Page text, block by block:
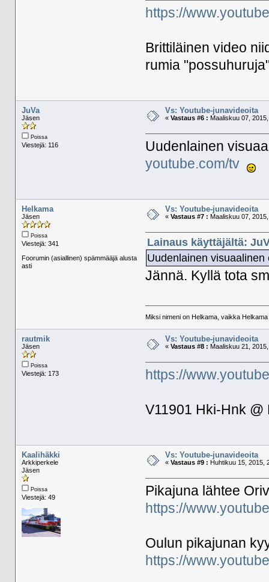
https://
Brittiläinen video
rumia
JuVa
Jäsen
Poissa
Viestejä: 116
Vs: Youtube-junavideoita
« Vastaus #6 : Maaliskuu 07,
Uudenlainen
youtube.com/tv
Helkama
Jäsen
Poissa
Viestejä: 341
Foorumin (asiallinen) spämmääjä alusta
asti
Vs: Youtube-junavideoita
« Vastaus #7 : Maaliskuu 07,
Lainaus käyttäjältä:
Uudenlainen
Jännä. Kyllä tota
Miksi nimeni on Helkama, vaikka
rautmik
Jäsen
Poissa
Viestejä: 173
Vs: Youtube-junavideoita
« Vastaus #8 : Maaliskuu 21,
https://
V11901 Hki-Hnk @
Kaalihäkki
Arkkiperkele
Jäsen
Poissa
Viestejä: 49
Vs: Youtube-junavideoita
« Vastaus #9 : Huhtikuu 15, 2015,
Pikajuna lähtee
https://
Oulun pikajunan
https://